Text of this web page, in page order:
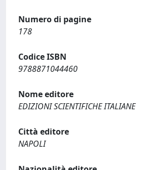
Numero di pagine
178
Codice ISBN
9788871044460
Nome editore
EDIZIONI SCIENTIFICHE ITALIANE
Città editore
NAPOLI